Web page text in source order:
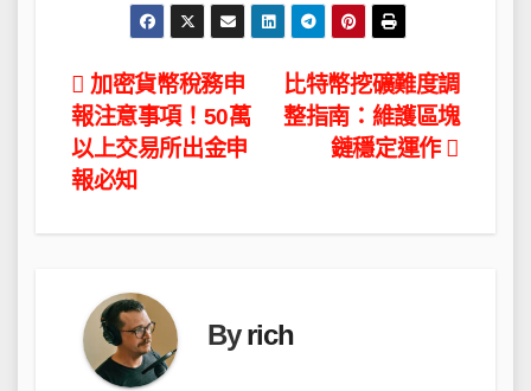
文
章
導
覽
比特幣挖礦難度調
整指南：維護區塊
鏈穩定運作
加密貨幣稅務申
報注意事項！50萬
以上交易所出金申
報必知
Byrich